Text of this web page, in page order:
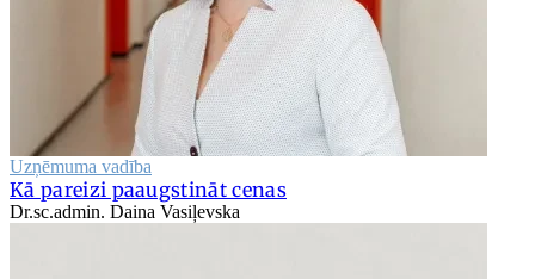
Uzņēmuma vadība
Kā pareizi paaugstināt cenas
Dr.sc.admin. Daina Vasiļevska